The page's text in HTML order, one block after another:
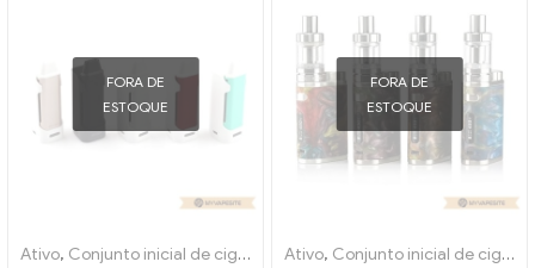
FORA DE
ESTOQUE
Ativo, Conjunto inicial de cigarro eletrônico
FORA DE
ESTOQUE
Ativo, Conjunto inicial de cigarro eletrônico